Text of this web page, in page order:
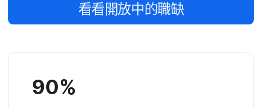
看​看​開放​中​的​職缺
90%